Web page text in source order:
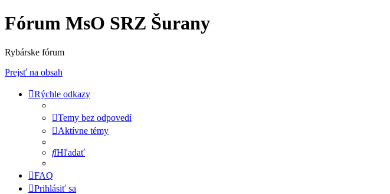
Fórum MsO SRZ Šurany
Rybárske fórum
Prejsť na obsah
Rýchle odkazy
Temy bez odpovedí
Aktívne témy
Hľadať
FAQ
Prihlásiť sa